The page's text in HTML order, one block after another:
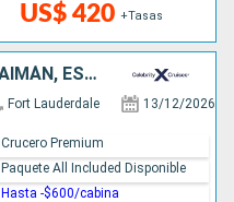
US$ 420 +Tasas
BAHAMAS, MÉXICO, ISLAS CAIMÁN, ESTADOS UNIDOS
Fort Lauderdale 13/12/2026
Crucero Premium
Paquete All Included Disponible
Hasta -$600/cabina